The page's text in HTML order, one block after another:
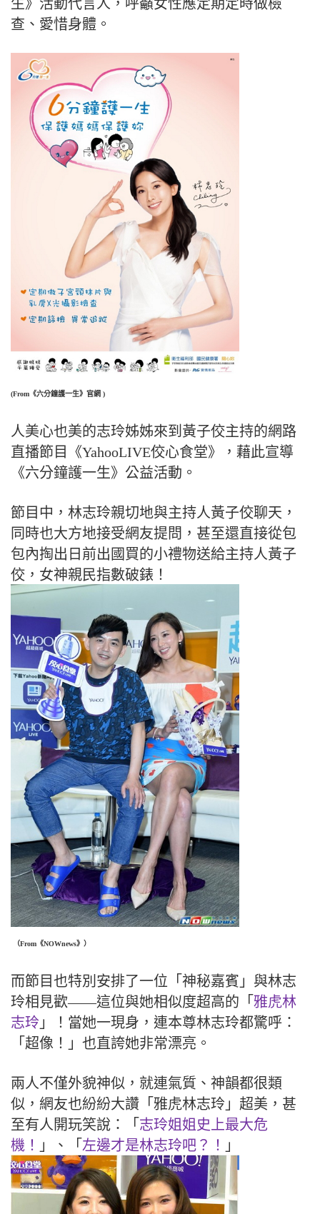
生》活動代言人，呼籲女性應定期定時做檢
查、愛惜身體。
(From《六分鐘護一生》官網 )
人美心也美的志玲姊姊來到黃子佼主持的網路
直播節目《YahooLIVE佼心食堂》，藉此宣導
《六分鐘護一生》公益活動。
節目中，林志玲親切地與主持人黃子佼聊天，
同時也大方地接受網友提問，甚至還直接從包
包內掏出日前出國買的小禮物送給主持人黃子
佼，女神親民指數破錶！
（From《NOWnews》）
而節目也特別安排了一位「神秘嘉賓」與林志
玲相見歡――這位與她相似度超高的「 雅虎林
志玲 」！當她一現身，連本尊林志玲都驚呼：
「超像！」也直誇她非常漂亮。
兩人不僅外貌神似，就連氣質、神韻都很類
似，網友也紛紛大讚「雅虎林志玲」超美，甚
至有人開玩笑說：「 志玲姐姐史上最大危
機！ 」、「 左邊才是林志玲吧？！ 」